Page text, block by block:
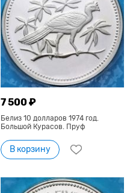
7 500 ₽
Белиз 10 долларов 1974 год.
Большой Курасов. Пруф
В корзину